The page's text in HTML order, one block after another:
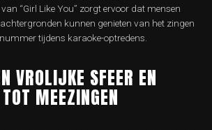
“Girl Like You” zorgt ervoor dat mensen
kunnen genieten van het zingen
tijdens karaoke-optredens.
VROLIJKE SFEER EN
MEEZINGEN